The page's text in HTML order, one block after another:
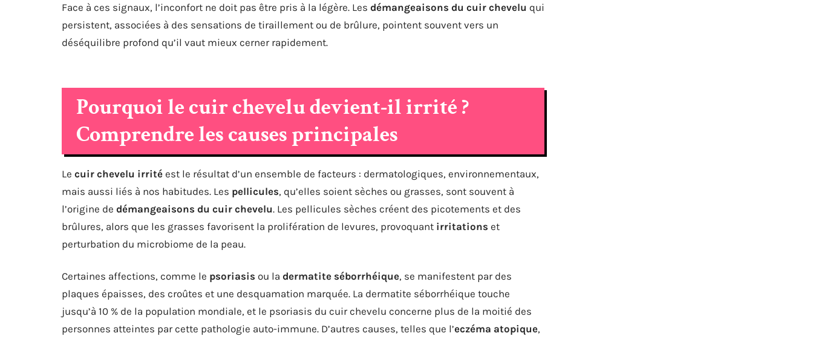
Face à ces signaux, l’inconfort ne doit pas être pris à la légère. Les démangeaisons du cuir chevelu qui
persistent, associées à des sensations de tiraillement ou de brûlure, pointent souvent vers un
déséquilibre profond qu’il vaut mieux cerner rapidement.
Pourquoi le cuir chevelu devient-il irrité ?
Comprendre les causes principales
Le cuir chevelu irrité est le résultat d’un ensemble de facteurs : dermatologiques, environnementaux,
mais aussi liés à nos habitudes. Les pellicules, qu’elles soient sèches ou grasses, sont souvent à
l’origine de démangeaisons du cuir chevelu. Les pellicules sèches créent des picotements et des
brûlures, alors que les grasses favorisent la prolifération de levures, provoquant irritations et
perturbation du microbiome de la peau.
Certaines affections, comme le psoriasis ou la dermatite séborrhéique, se manifestent par des
plaques épaisses, des croûtes et une desquamation marquée. La dermatite séborrhéique touche
jusqu’à 10 % de la population mondiale, et le psoriasis du cuir chevelu concerne plus de la moitié des
personnes atteintes par cette pathologie auto-immune. D’autres causes, telles que l’eczéma atopique,